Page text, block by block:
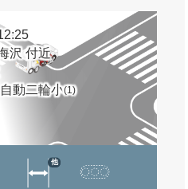
沢 付近
動二輪小(1)
他